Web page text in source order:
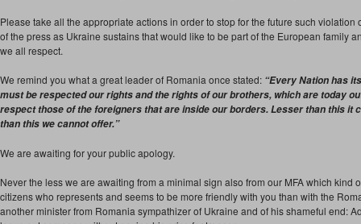
Please take all the appropriate actions in order to stop for the future such
of the press as Ukraine sustains that would like to be part of the European family
we all respect.
We remind you what a great leader of Romania once stated: “Every Nation has
must be respected our rights and the rights of our brothers, which are today
respect those of the foreigners that are inside our borders. Lesser than this it
than this we cannot offer.”
We are awaiting for your public apology.
Never the less we are awaiting from a minimal sign also from our MFA which kind
citizens who represents and seems to be more friendly with you than with the
another minister from Romania sympathizer of Ukraine and of his shameful end: